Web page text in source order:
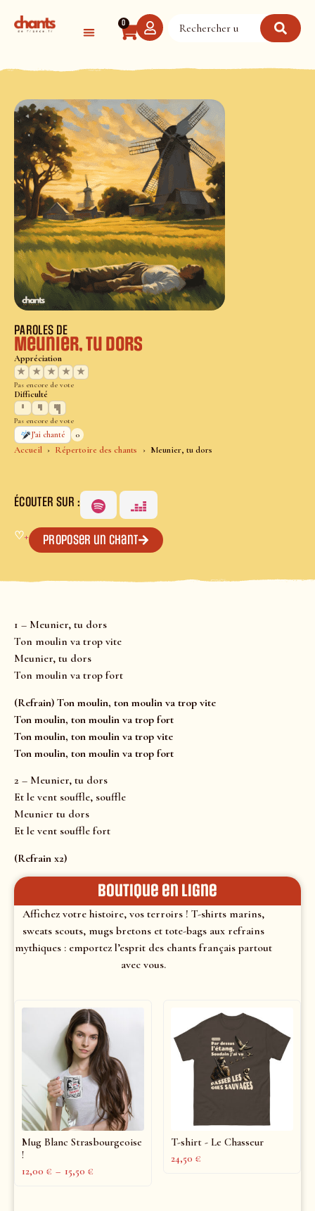
0
Accueil Répertoire des chants Meunier, tu dors
PAROLES DE
Meunier, tu dors
Appréciation
★
★ ★ ★ ★
Pas encore de vote
Difficulté
Pas encore de vote
J’ai chanté
0
ÉCOUTER SUR :
♡+ Proposer un chant
1 – Meunier, tu dors
Ton moulin va trop vite
Meunier, tu dors
Ton moulin va trop fort
(Refrain) Ton moulin, ton moulin va trop vite
Ton moulin, ton moulin va trop fort
Ton moulin, ton moulin va trop vite
Ton moulin, ton moulin va trop fort
2 – Meunier, tu dors
Et le vent souffle, souffle
Meunier tu dors
Et le vent souffle fort
(Refrain x2)
Boutique en ligne
Affichez votre histoire, vos terroirs ! T-shirts marins,
sweats scouts, mugs bretons et tote-bags aux refrains
mythiques : emportez l’esprit des chants français partout
avec vous.
Mug Blanc Strasbourgeoise
!
12,00 € – 15,50 €
T-shirt - Le Chasseur
24,50 €